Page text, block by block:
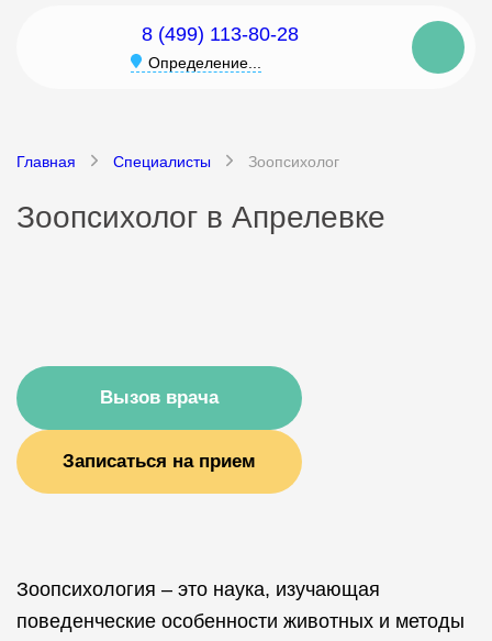
8 (499) 113-80-28
Определение...
Главная Специалисты Зоопсихолог
Зоопсихолог в Апрелевке
Вызов врача
Записаться на прием
Зоопсихология – это наука, изучающая
поведенческие особенности животных и методы